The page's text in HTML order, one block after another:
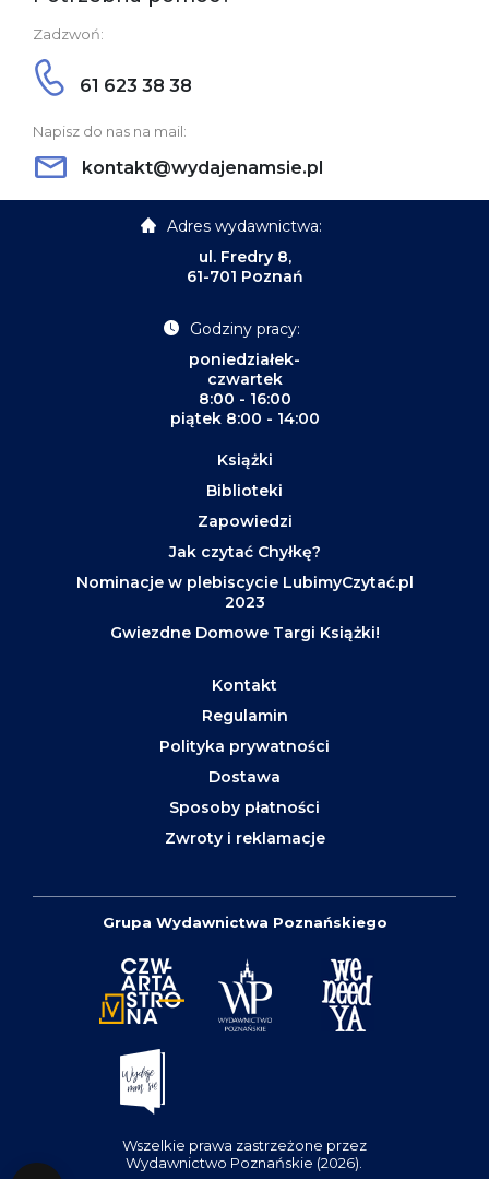
Zadzwoń:
61 623 38 38
Napisz do nas na mail:
kontakt@wydajenamsie.pl
Adres wydawnictwa:
ul. Fredry 8,
61-701 Poznań
Godziny pracy:
poniedziałek-
czwartek
8:00 - 16:00
piątek 8:00 - 14:00
Książki
Biblioteki
Zapowiedzi
Jak czytać Chyłkę?
Nominacje w plebiscycie LubimyCzytać.pl
2023
Gwiezdne Domowe Targi Książki!
Kontakt
Regulamin
Polityka prywatności
Dostawa
Sposoby płatności
Zwroty i reklamacje
Grupa Wydawnictwa Poznańskiego
Wszelkie prawa zastrzeżone przez
Wydawnictwo Poznańskie (2026).